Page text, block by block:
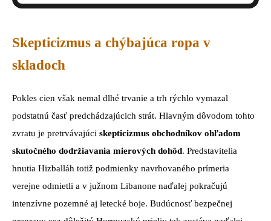
Skepticizmus a chýbajúca ropa v
skladoch
Pokles cien však nemal dlhé trvanie a trh rýchlo vymazal
podstatnú časť predchádzajúcich strát. Hlavným dôvodom tohto
zvratu je pretrvávajúci skepticizmus obchodníkov ohľadom
skutočného dodržiavania mierových dohôd. Predstavitelia
hnutia Hizballáh totiž podmienky navrhovaného prímeria
verejne odmietli a v južnom Libanone naďalej pokračujú
intenzívne pozemné aj letecké boje. Budúcnosť bezpečnej